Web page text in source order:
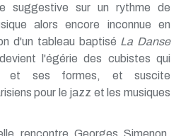
suggestive sur un rythme de
alors encore inconnue en
d'un tableau baptisé La Danse
l'égérie des cubistes qui
et ses formes, et suscite
pour le jazz et les musiques
rencontre Georges Simenon,